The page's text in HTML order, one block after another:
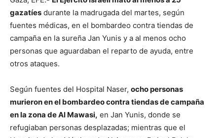
gazatíes durante la madrugada del martes, según
fuentes médicas, en el bombardeo contra tiendas de
campaña en la sureña Jan Yunis y a al menos ocho
personas que aguardaban el reparto de ayuda, entre
otros ataques.
Según fuentes del Hospital Naser, ocho personas
murieron en el bombardeo contra tiendas de campaña
en la zona de Al Mawasi, en Jan Yunis, donde se
refugiaban personas desplazadas; mientras que el